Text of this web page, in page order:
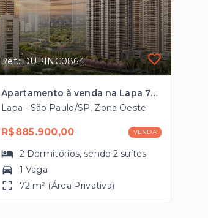
Ref.: DUPINC0864
Apartamento à venda na Lapa 72m², 2 suítes, 1 vaga próximo ao Bourbon Shopping
Lapa - São Paulo/SP, Zona Oeste
R$885.900,00 VENDA
2 Dormitórios, sendo2 suítes
1 Vaga
72 m² (Área Privativa)